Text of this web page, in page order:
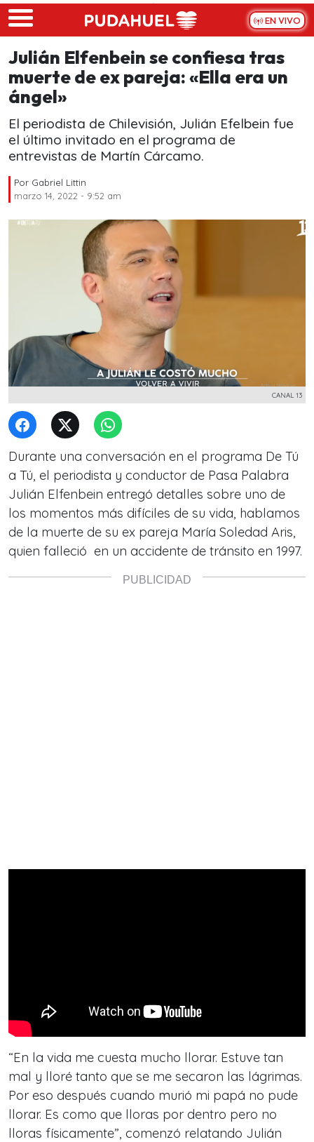
Skip to main content
EN VIVO
Julián Elfenbein se confiesa tras
muerte de ex pareja: «Ella era un
ángel»
El periodista de Chilevisión, Julián Efelbein fue
el último invitado en el programa de
entrevistas de Martín Cárcamo.
Por Gabriel Littin
marzo 14, 2022 - 9:52 am
CANAL 13
Durante una conversación en el programa De Tú
a Tú, el periodista y conductor de Pasa Palabra
Julián Elfenbein entregó detalles sobre uno de
los momentos más difíciles de su vida, hablamos
de la muerte de su ex pareja María Soledad Aris,
quien falleció en un accidente de tránsito en 1997.
“En la vida me cuesta mucho llorar. Estuve tan
mal y lloré tanto que se me secaron las lágrimas.
Por eso después cuando murió mi papá no pude
llorar. Es como que lloras por dentro pero no
lloras físicamente”, comenzó relatando Julián